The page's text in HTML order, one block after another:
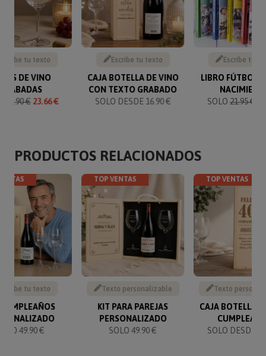
tu texto
DE VINO
24.90 € 23.66 €
Escribe tu texto
CAJA BOTELLA DE VINO
CON TEXTO GRABADO
SOLO DESDE 16.90 €
Escribe tu
LIBRO FÚTBOL
SOLO21.95 €
PRODUCTOS RELACIONADOS
tu texto
49.90 €
TOP VENTAS
Texto personalizable
KIT PARA PAREJAS
PERSONALIZADO
SOLO 49.90 €
TOP VENTAS
Texto
CAJA BOTELLA
SOLO DESDE